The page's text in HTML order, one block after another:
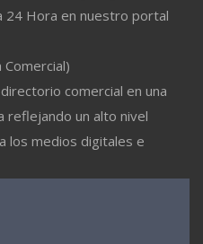
24 Hora en nuestro portal
comercial en una
reflejando un alto nivel
los medios digitales e